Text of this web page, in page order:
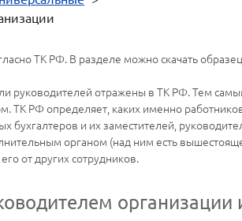
ТК РФ. В разделе можно скачать
руководителей отражены в ТК РФ. Тем
ТК РФ определяет, каких именно
бухгалтеров и их заместителей,
органом (над ним есть
от других сотрудников.
организации